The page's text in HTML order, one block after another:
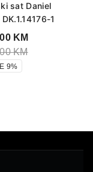
sat Daniel
1
KM
KM
9%